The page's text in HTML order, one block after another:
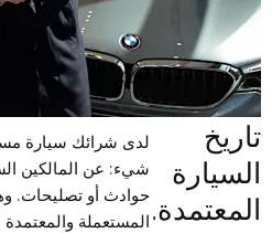
تاريخ
السيارة
المعتمدة.
لدى شرائك سيارة
شيء: عن المالكين
المستعملة